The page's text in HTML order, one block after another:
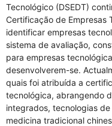
Tecnológico (DSEDT)
Certificação de Empresas
identificar empresas
sistema de avaliação,
para empresas
desenvolverem-se.
quais foi atribuída a
tecnológica, abrangendo
integrados, tecnologias
medicina tradicional